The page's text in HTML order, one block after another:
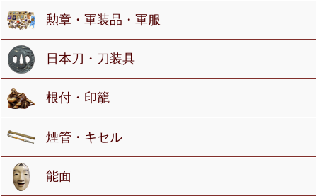
勲章・軍装品・軍服
日本刀・刀装具
根付・印籠
煙管・キセル
能面